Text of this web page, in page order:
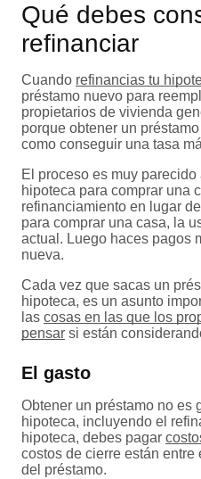
Qué debes
refinanciar
Cuando refinancias tu
préstamo nuevo para
propietarios de vivienda
porque obtener un
como conseguir una tasa
El proceso es muy
hipoteca para comprar una
refinanciamiento en lugar
para comprar una casa, la
actual. Luego haces pagos
nueva.
Cada vez que sacas un
hipoteca, es un asunto
las cosas en las que los
pensar si están
El gasto
Obtener un préstamo no es
hipoteca, incluyendo el
hipoteca, debes pagar
costos de cierre están entre
del préstamo.